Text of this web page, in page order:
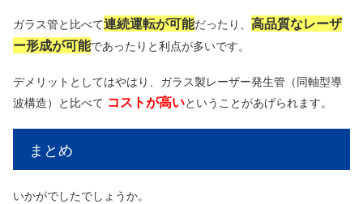
ガラス管と比べて連続運転が可能だったり、 高品質なレーザ
ー形成が可能であったりと利点が多いです。
デメリットとしてはやはり、ガラス製レーザー発生管（同軸型導
波構造）と比べて コストが高いということがあげられます。
まとめ
いかがでしたでしょうか。